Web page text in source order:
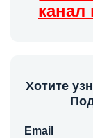
канал
Хотите
Email